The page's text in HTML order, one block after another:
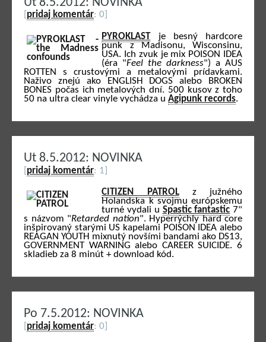
Ut 8.5.2012: NOVINKA
pridaj komentár: 0]
PYROKLASTje besný hardcore
punk z Madisonu, Wisconsinu,
USA. Ich zvuk je mix POISON IDEA
(éra "Feel the darkness") a AUS
ROTTEN s crustovými a metalovými prídavkami.
Naživo znejú ako ENGLISH DOGS alebo BROKEN
BONES počas ich metalových dní. 500 kusov z toho
50 na ultra clear vinyle vychádza u Agipunk records.
Ut 8.5.2012: NOVINKA
pridaj komentár: 1]
CITIZEN PATROLz južného
Holandska k svojmu európskemu
turné vydali u Spastic fantastic 7"
s názvom "Retarded nation". Hyperrýchly hard core
inšpirovaný starými US kapelami POISON IDEA alebo
REAGAN YOUTH mixnutý novšími bandami ako DS13,
GOVERNMENT WARNING alebo CAREER SUICIDE. 6
skladieb za 8 minút + download kód.
Po 7.5.2012: NOVINKA
pridaj komentár: 0]